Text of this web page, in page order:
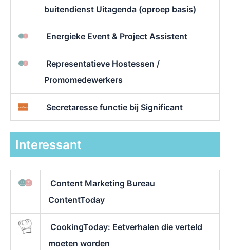
buitendienst Uitagenda (oproep basis)
Energieke Event & Project Assistent
Representatieve Hostessen /
Promomedewerkers
Secretaresse functie bij Significant
Interessant
Content Marketing Bureau
ContentToday
CookingToday: Eetverhalen die verteld
moeten worden